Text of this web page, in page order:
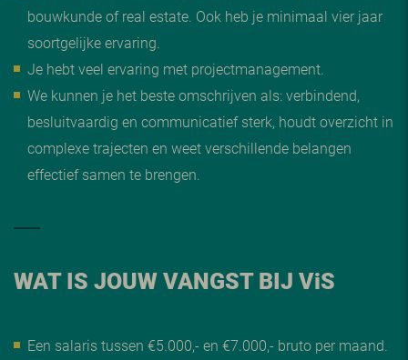
bouwkunde of real estate. Ook heb je minimaal vier jaar
soortgelijke ervaring.
Je hebt veel ervaring met projectmanagement.
We kunnen je het beste omschrijven als: verbindend,
besluitvaardig en communicatief sterk, houdt overzicht in
complexe trajecten en weet verschillende belangen
effectief samen te brengen.
WAT IS JOUW VANGST BIJ ViS
Een salaris tussen €5.000,- en €7.000,- bruto per maand.